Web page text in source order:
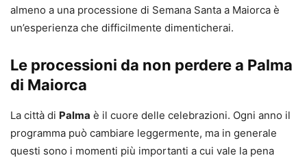
almeno a una processione di Semana Santa a Maiorca è
un’esperienza che difficilmente dimenticherai.
Le processioni da non perdere a Palma
di Maiorca
La città di Palma è il cuore delle celebrazioni. Ogni anno il
programma può cambiare leggermente, ma in generale
questi sono i momenti più importanti a cui vale la pena